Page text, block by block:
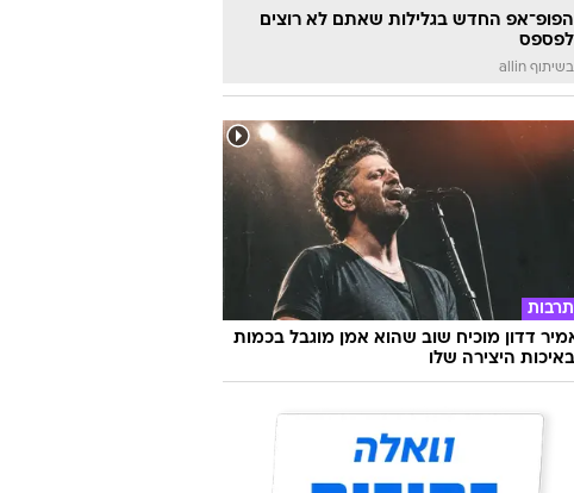
הפופ־אפ החדש בגלילות שאתם לא רוצים
לפספס
בשיתוף allin
תרבות
דדון מוכיח שוב שהוא אמן מוגבל בכמות
היצירה שלו